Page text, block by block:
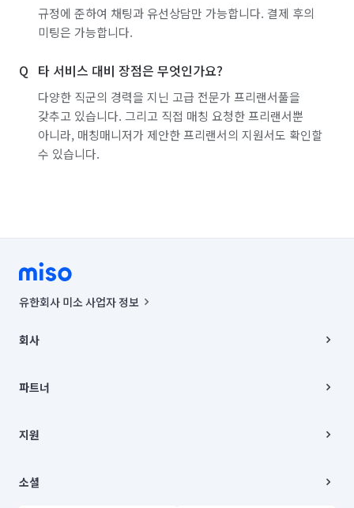
규정에 준하여 채팅과 유선상담만 가능합니다. 결제 후의
미팅은 가능합니다.
타 서비스 대비 장점은 무엇인가요?
다양한 직군의 경력을 지닌 고급 전문가 프리랜서풀을
갖추고 있습니다. 그리고 직접 매칭 요청한 프리랜서뿐
아니라, 매칭매니저가 제안한 프리랜서의 지원서도 확인할
수 있습니다.
유한회사 미소 사업자 정보
00019 |
주소 | 본사: 서울특별시 종로구 율곡로 6(중학동, 트윈트리빌딩) B동 5층
컨택센터 : 서울특별시 종로구 수송동 율곡로 24, 7층, 8층 미소
상품, 상품정보, 거래에 관한 의무와 책임은 거래당사자에게 있습니다.
언론 보도 관련 문의:
© 유한회사 미소. Miso, Inc. All Rights Reserved.
회사
채용
파트너
이사
지원
이용약관
소셜